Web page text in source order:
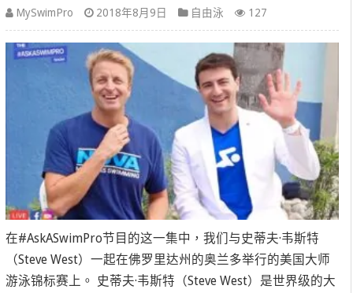
MySwimPro 2018年8月9日 自由泳 127
在#AskASwimPro节目的这一集中，我们与史蒂夫·韦斯特
（Steve West）一起在佛罗里达州的奥兰多举行的美国大师
游泳锦标赛上。 史蒂夫·韦斯特（Steve West）是世界级的大